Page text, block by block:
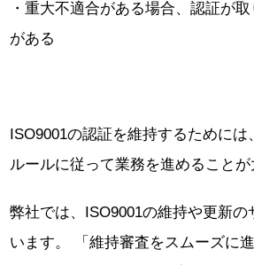
・重大不適合がある場合、認証が
がある
ISO9001の認証を維持するために
ルールに従って業務を進めることが
弊社では、ISO9001の維持や更新の
います。 「維持審査をスムーズに